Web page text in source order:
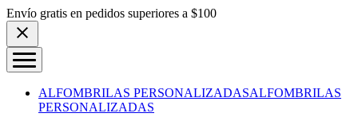
Skip to content
Envío gratis en pedidos superiores a $100
ALFOMBRILAS PERSONALIZADASALFOMBRILAS
PERSONALIZADAS